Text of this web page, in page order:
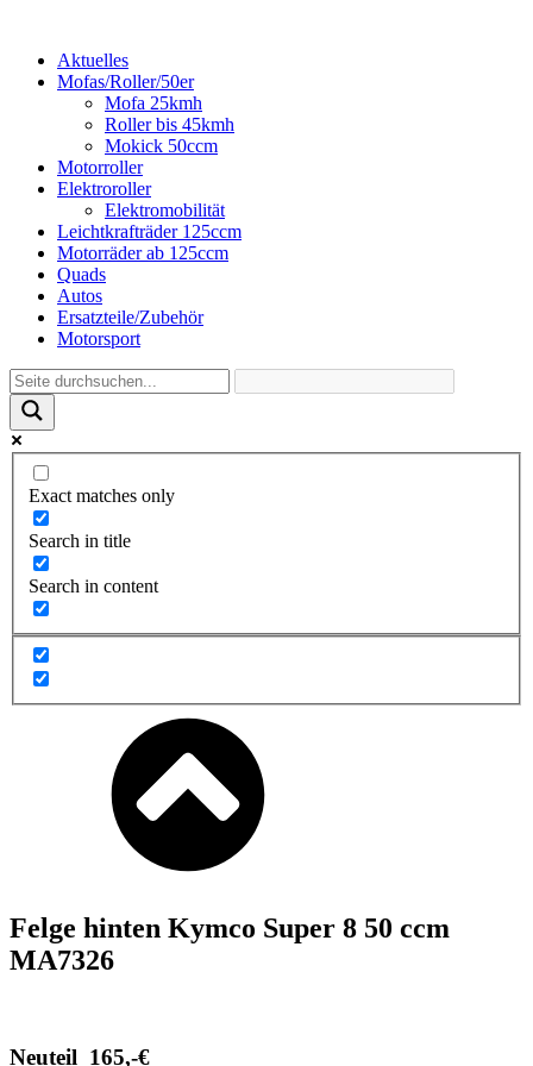
Aktuelles
Mofas/Roller/50er
Mofa 25kmh
Roller bis 45kmh
Mokick 50ccm
Motorroller
Elektroroller
Elektromobilität
Leichtkrafträder 125ccm
Motorräder ab 125ccm
Quads
Autos
Ersatzteile/Zubehör
Motorsport
Exact matches only
Search in title
Search in content
Felge hinten Kymco Super 8 50 ccm
MA7326
Neuteil 165,-€